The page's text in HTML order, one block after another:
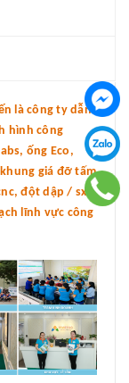
là công ty dẫn
hình công
ống Eco,
giá đỡ tấm
đột dập / sx
lĩnh vực công